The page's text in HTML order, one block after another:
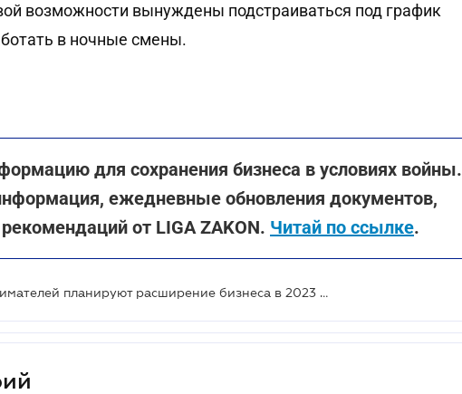
возможности вынуждены подстраиваться под график
в ночные смены.
для сохранения бизнеса в условиях войны.
ежедневные обновления документов,
от LIGA ZAKON. Читай по ссылке.
76% предпринимателей планируют расширение бизнеса в 2023 - результаты исследования ЕБА